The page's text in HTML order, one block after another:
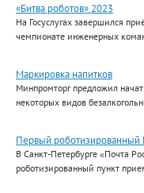
«Битва роботов» 2023
На Госуслугах завершился
чемпионате инженерных
Маркировка напитков
Минпромторг предложил
некоторых видов
Первый роботизированный
В Санкт-Петербурге «Почта
роботизированный пункт